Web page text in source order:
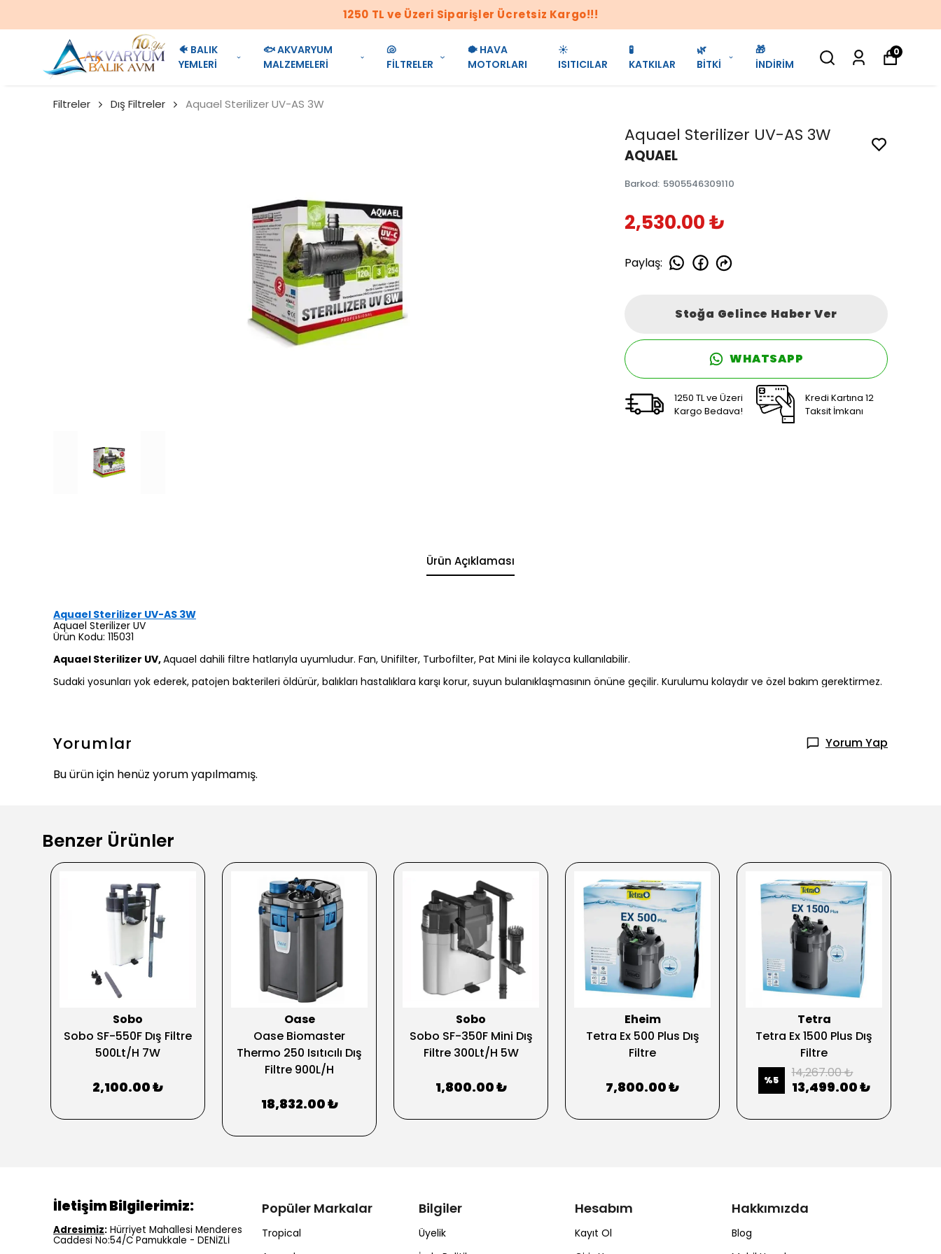
1250 TL ve Üzeri Siparişler Ücretsiz Kargo!!!
🐠 BALIK
YEMLERİ
🐟 AKVARYUM
MALZEMELERİ
🐚
FİLTRELER
🐡 HAVA
MOTORLARI
☀️
ISITICILAR
🧪
KATKILAR
🌿
BİTKİ
🎁
İNDİRİM
0
Filtreler Dış Filtreler Aquael Sterilizer UV-AS 3W
Aquael Sterilizer UV-AS 3W
AQUAEL
Barkod: 5905546309110
2,530.00 ₺
Paylaş:
Stoğa Gelince Haber Ver
WHATSAPP
1250 TL ve Üzeri
Kargo Bedava!
Kredi Kartına 12
Taksit İmkanı
Ürün Açıklaması
Aquael Sterilizer UV-AS 3W
Aquael Sterilizer UV
Ürün Kodu: 115031
Aquael Sterilizer UV,Aquael dahili filtre hatlarıyla uyumludur. Fan, Unifilter, Turbofilter, Pat Mini ile kolayca kullanılabilir.
Sudaki yosunları yok ederek, patojen bakterileri öldürür, balıkları hastalıklara karşı korur, suyun bulanıklaşmasının önüne geçilir. Kurulumu kolaydır ve özel bakım gerektirmez.
Yorumlar
Yorum Yap
Bu ürün için henüz yorum yapılmamış.
Benzer Ürünler
Sobo
Sobo SF-550F Dış Filtre
500Lt/H 7W
2,100.00 ₺
Oase
Oase Biomaster
Thermo 250 Isıtıcılı Dış
Filtre 900L/H
18,832.00 ₺
Sobo
Sobo SF-350F Mini Dış
Filtre 300Lt/H 5W
1,800.00 ₺
Eheim
Tetra Ex 500 Plus Dış
Filtre
7,800.00 ₺
Tetra
Tetra Ex 1500 Plus Dış
Filtre
%5 14,267.00 ₺
13,499.00 ₺
Popüler Markalar
Tropical
Bilgiler
Üyelik
Hesabım
Kayıt Ol
Hakkımızda
Blog
İletişim Bilgilerimiz:
Adresimiz: Hürriyet Mahallesi Menderes
Caddesi No:54/C Pamukkale - DENİZLİ